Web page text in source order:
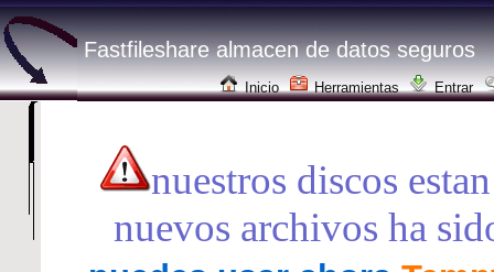
Inicio Herramientas Entrar
Fastfileshare almacen de datos seguros
nuestros discos
nuevos archivos ha